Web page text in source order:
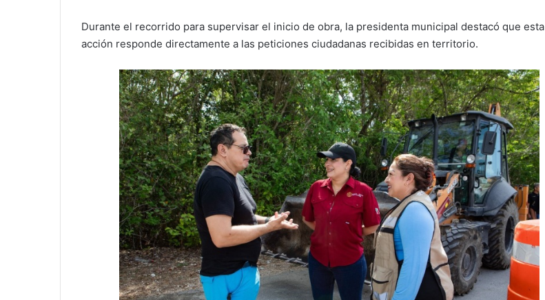
Durante el recorrido para supervisar el inicio de obra, la presidenta municipal destacó que esta
acción responde directamente a las peticiones ciudadanas recibidas en territorio.